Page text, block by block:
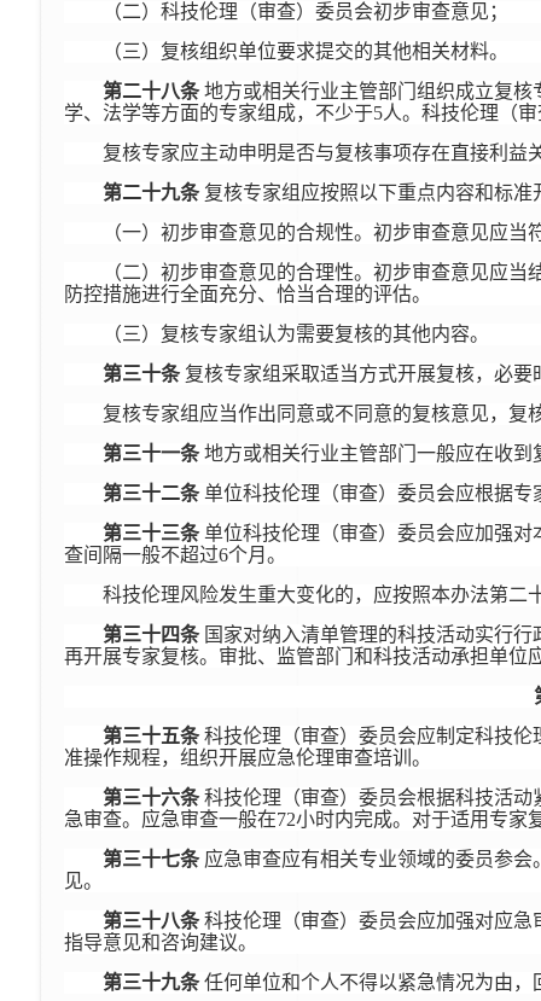
（二）科技伦理（审查）委员会初步审查意见；
（三）复核组织单位要求提交的其他相关材料。
第二十八条地方或相关行业主管部门组织成立复
学、法学等方面的专家组成，不少于5人。科技伦理（
复核专家应主动申明是否与复核事项存在直接利益
第二十九条复核专家组应按照以下重点内容和标准
（一）初步审查意见的合规性。初步审查意见应
（二）初步审查意见的合理性。初步审查意见应
防控措施进行全面充分、恰当合理的评估。
（三）复核专家组认为需要复核的其他内容。
第三十条 复核专家组采取适当方式开展复核，必
复核专家组应当作出同意或不同意的复核意见，
第三十一条地方或相关行业主管部门一般应在收到
第三十二条单位科技伦理（审查）委员会应根据专
第三十三条单位科技伦理（审查）委员会应加强
查间隔一般不超过6个月。
科技伦理风险发生重大变化的，应按照本办法第二
第三十四条国家对纳入清单管理的科技活动实行行
再开展专家复核。审批、监管部门和科技活动承担单位
第三十五条科技伦理（审查）委员会应制定科技伦
准操作规程，组织开展应急伦理审查培训。
第三十六条科技伦理（审查）委员会根据科技活动
急审查。应急审查一般在72小时内完成。对于适用专
第三十七条应急审查应有相关专业领域的委员参会
见。
第三十八条科技伦理（审查）委员会应加强对应急
指导意见和咨询建议。
第三十九条任何单位和个人不得以紧急情况为由